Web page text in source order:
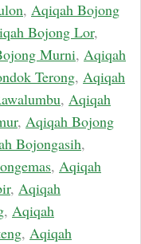
, Aqiqah Bojong
Bojong Lor,
Murni, Aqiqah
Terong, Aqiqah
, Aqiqah
, Aqiqah Bojong
Bojongasih,
, Aqiqah
, Aqiqah
, Aqiqah
, Aqiqah